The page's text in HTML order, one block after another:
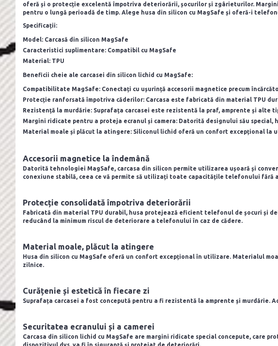
oferă și o protecție excelentă împotriva deteriorării, șocurilor și zgârieturilor.
pentru o lungă perioadă de timp. Alege husa din silicon cu MagSafe și oferă-i
Specificații:
Model: Carcasă din silicon MagSafe
Caracteristici suplimentare: Compatibil cu MagSafe
Material: TPU
Beneficii cheie ale carcasei din silicon lichid cu MagSafe:
Compatibilitate MagSafe: Conectați cu ușurință accesorii magnetice precum
Protecție ranforsată împotriva căderilor: Carcasa este fabricată din material TPU
Rezistență la murdărie: Suprafața carcasei este rezistentă la praf, amprente și alte
Margini ridicate pentru a proteja ecranul și camera: Datorită designului său special,
Material moale și plăcut la atingere: Siliconul lichid oferă un confort excepțional la
Accesorii magnetice la îndemână
Datorită tehnologiei MagSafe, carcasa din silicon permite utilizarea ușoară și
conexiune stabilă, ceea ce vă permite să utilizați toate capacitățile telefonului fără
Protecție consolidată împotriva deteriorării
Fabricată din material TPU durabil, husa protejează eficient telefonul de șocuri și
reducând la minimum riscul de deteriorare a telefonului în caz de cădere.
Material moale, plăcut la atingere
Husa din silicon cu MagSafe oferă un confort excepțional în utilizare. Materialul
zilnice.
Curățenie și estetică în fiecare zi
Suprafața carcasei a fost concepută pentru a fi rezistentă la amprente și murdărie.
Securitatea ecranului și a camerei
Carcasa din silicon lichid cu MagSafe are margini ridicate special concepute, care
dispozitivul dvs. va fi în siguranță și protejat de deteriorări.